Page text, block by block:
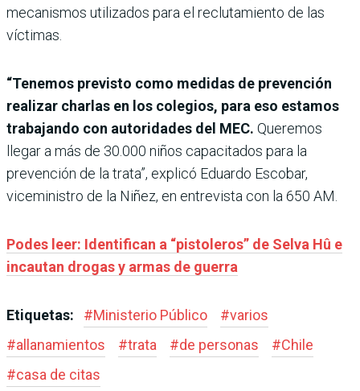
mecanismos utilizados para el reclutamiento de las
víctimas.
“Tenemos previsto como medidas de prevención
realizar charlas en los colegios, para eso estamos
trabajando con autoridades del MEC. Queremos
llegar a más de 30.000 niños capacitados para la
prevención de la trata”, explicó Eduardo Escobar,
viceministro de la Niñez, en entrevista con la 650 AM.
Podes leer: Identifican a “pistoleros” de Selva Hû e
incautan drogas y armas de guerra
Etiquetas: #Ministerio Público #varios
#allanamientos #trata #de personas #Chile
#casa de citas